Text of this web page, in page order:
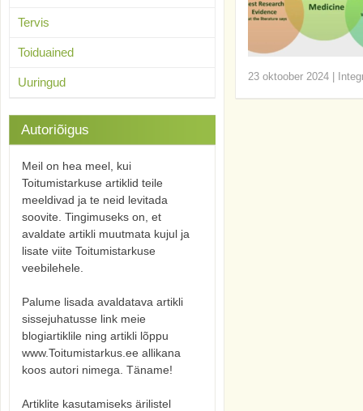
23 oktoober 2024
Tervis
Toiduained
Uuringud
Autoriõigus
Meil on hea meel, kui
Toitumistarkuse artiklid teile
meeldivad ja te neid levitada
soovite. Tingimuseks on, et
avaldate artikli muutmata kujul ja
lisate viite Toitumistarkuse
veebilehele.
Palume lisada avaldatava artikli
sissejuhatusse link meie
blogiartiklile ning artikli lõppu
www.Toitumistarkus.ee allikana
koos autori nimega. Täname!
Artiklite kasutamiseks ärilistel